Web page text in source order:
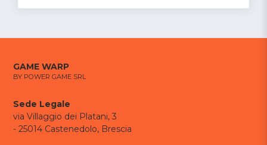
GAME WARP
BY POWER GAME SRL
Sede Legale
via Villaggio dei Platani, 3
- 25014 Castenedolo, Brescia